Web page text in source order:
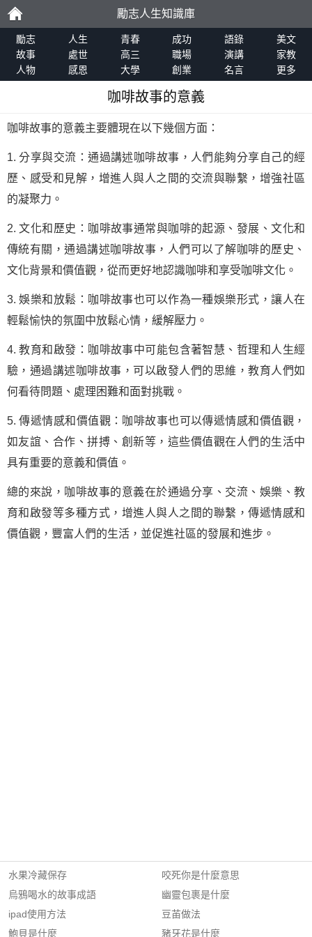
勵
志
勵志人生知識庫
勵志 人生 青春 成功 語錄
美文
故事
處世 高三 職場 演講
家教
人物
感恩 大學 創業 名言 更多
咖啡故事的意義
咖啡故事的意義主要體現在以下幾個方面：
1. 分享與交流：通過講述咖啡故事，人們能夠分享自己的經
歷、感受和見解，增進人與人之間的交流與聯繫，增強社區
的凝聚力。
2. 文化和歷史：咖啡故事通常與咖啡的起源、發展、文化和
傳統有關，通過講述咖啡故事，人們可以了解咖啡的歷史、
文化背景和價值觀，從而更好地認識咖啡和享受咖啡文化。
3. 娛樂和放鬆：咖啡故事也可以作為一種娛樂形式，讓人在
輕鬆愉快的氛圍中放鬆心情，緩解壓力。
4. 教育和啟發：咖啡故事中可能包含著智慧、哲理和人生經
驗，通過講述咖啡故事，可以啟發人們的思維，教育人們如
何看待問題、處理困難和面對挑戰。
5. 傳遞情感和價值觀：咖啡故事也可以傳遞情感和價值觀，
如友誼、合作、拼搏、創新等，這些價值觀在人們的生活中
具有重要的意義和價值。
總的來說，咖啡故事的意義在於通過分享、交流、娛樂、教
育和啟發等多種方式，增進人與人之間的聯繫，傳遞情感和
價值觀，豐富人們的生活，並促進社區的發展和進步。
水果冷藏保存
烏鴉喝水的故事成語
ipad使用方法
鮑貝是什麼
咬死你是什麼意思
幽靈包裹是什麼
豆苖做法
豬牙花是什麼